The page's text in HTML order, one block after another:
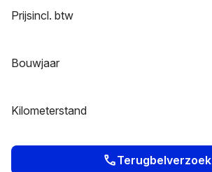
Prijsincl. btw
Bouwjaar
Kilometerstand
Terugbelverzoek